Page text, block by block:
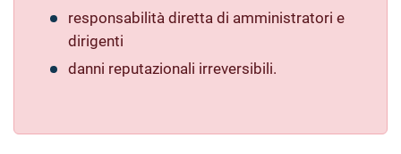
responsabilità diretta di amministratori e
dirigenti
danni reputazionali irreversibili.